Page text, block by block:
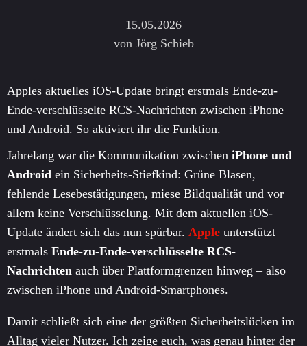
15.05.2026
von Jörg Schieb
Apples aktuelles iOS-Update bringt erstmals Ende-zu-
Ende-verschlüsselte RCS-Nachrichten zwischen iPhone
und Android. So aktiviert ihr die Funktion.
Jahrelang war die Kommunikation zwischen iPhone und
Android ein Sicherheits-Stiefkind: Grüne Blasen,
fehlende Lesebestätigungen, miese Bildqualität und vor
allem keine Verschlüsselung. Mit dem aktuellen iOS-
Update ändert sich das nun spürbar. Apple unterstützt
erstmals Ende-zu-Ende-verschlüsselte RCS-
Nachrichten auch über Plattformgrenzen hinweg – also
zwischen iPhone und Android-Smartphones.
Damit schließt sich eine der größten Sicherheitslücken im
Alltag vieler Nutzer. Ich zeige euch, was genau hinter der